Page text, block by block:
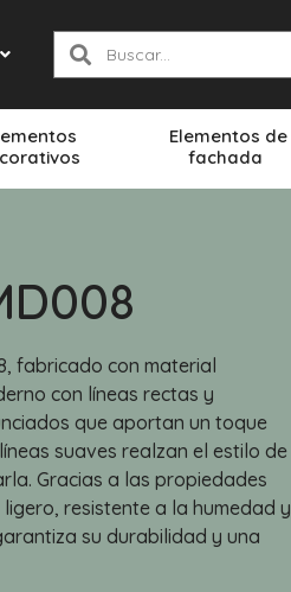
Elementos de
fachada
fabricado con material
con líneas rectas y
que aportan un toque
suaves realzan el estilo de
Gracias a las propiedades
resistente a la humedad y
su durabilidad y una